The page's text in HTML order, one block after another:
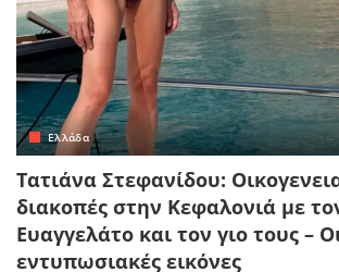
Ελλάδα
Τατιάνα Στεφανίδου:
διακοπές στην Κεφαλονιά με
Ευαγγελάτο και τον γιο τους –
εντυπωσιακές εικόνες